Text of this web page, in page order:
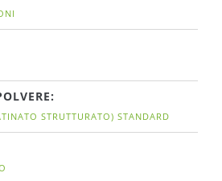
STRUTTURATO) STANDARD